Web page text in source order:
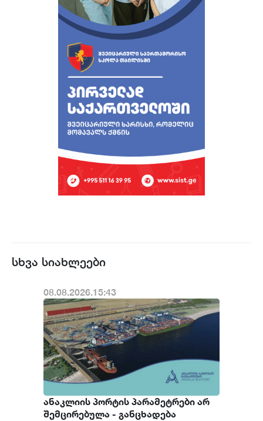
სხვა სიახლეები
08.08.2026.15:43
ანაკლიის პორტის პარამეტრები არ
შემცირებულა - განცხადება